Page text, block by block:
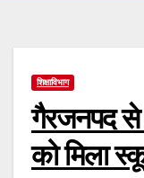
शिक्षाविभाग
गैरजनपद से
को मिला